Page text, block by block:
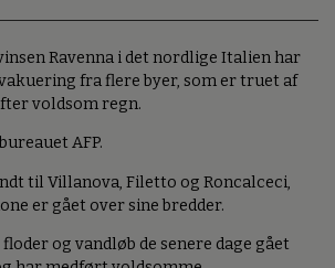
Ravenna i det nordlige Italien har
fra flere byer, som er truet af
voldsom regn.
AFP.
til Villanova, Filetto og Roncalceci,
er gået over sine bredder.
og vandløb de senere dage gået